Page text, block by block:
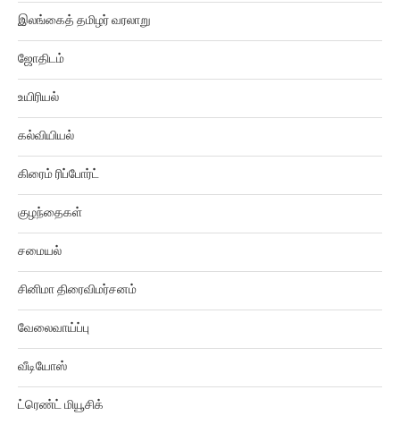
இலங்கைத் தமிழர் வரலாறு
ஜோதிடம்
உயிரியல்
கல்வியியல்
கிரைம் ரிப்போர்ட்
குழந்தைகள்
சமையல்
சினிமா திரைவிமர்சனம்
வேலைவாய்ப்பு
வீடியோஸ்
ட்ரெண்ட் மியூசிக்